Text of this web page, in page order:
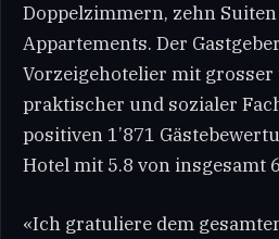
Doppelzimmern, zehn
Appartements. Der
Vorzeigehotelier mit grosser
praktischer und sozialer
positiven 1’871
Hotel mit 5.8 von insgesamt
«Ich gratuliere dem